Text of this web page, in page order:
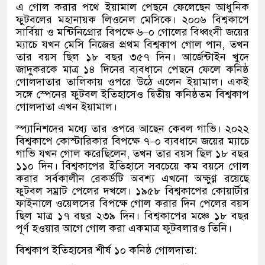
এ গোল করার পথে ইয়ামাল পেছনে ফেলেছেন আধুনিক
ফুটবলের মহানায়ক লিওনেল মেসিকে। ২০০৬ বিশ্বকাপে
সার্বিয়া ও মন্টিনিগ্রোর বিপক্ষে ৬–০ গোলের বিধ্বংসী জয়ের
ম্যাচে যখন মেসি নিজের প্রথম বিশ্বকাপ গোল পান,তখন
তার বয়স ছিল ১৮ বছর ৩৫৭ দিন। আর্জেন্টাইন খুদে
জাদুকরকে মাত্র ১৪ দিনের ব্যবধানে পেছনে ফেলে কনিষ্ঠ
গোলদাতার তালিকায় ওপরে উঠে এলেন ইয়ামাল। একই
সঙ্গে স্পেনের ফুটবল ইতিহাসেও দ্বিতীয় কনিষ্ঠতম বিশ্বকাপ
গোলদাতা এখন ইয়ামাল।
স্প্যানিশদের মধ্যে তার ওপরে আছেন কেবল গাভি। ২০২২
বিশ্বকাপে কোস্টারিকার বিপক্ষে ৭–০ ব্যবধানে জয়ের ম্যাচে
গাভি যখন গোল করেছিলেন,তখন তার বয়স ছিল ১৮ বছর
১১০ দিন। বিশ্বকাপের ইতিহাসে সবচেয়ে কম বয়সে গোল
করার সর্বকালীন রেকর্ডটি অবশ্য এখনো অক্ষুণ্ণ রয়েছে
ফুটবল সম্রাট পেলের দখলে। ১৯৫৮ বিশ্বকাপের কোয়ার্টার
ফাইনালে ওয়েলসের বিপক্ষে গোল করার দিন পেলের বয়স
ছিল মাত্র ১৭ বছর ২৩৯ দিন। বিশ্বকাপের মঞ্চে ১৮ বছর
পূর্ণ হওয়ার আগে গোল করা একমাত্র ফুটবলারও তিনি।
বিশ্বকাপ ইতিহাসের শীর্ষ ১০ কনিষ্ঠ গোলদাতা: